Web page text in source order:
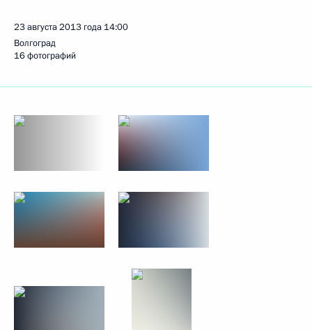
23 августа 2013 года 14:00
Волгоград
16 фотографий